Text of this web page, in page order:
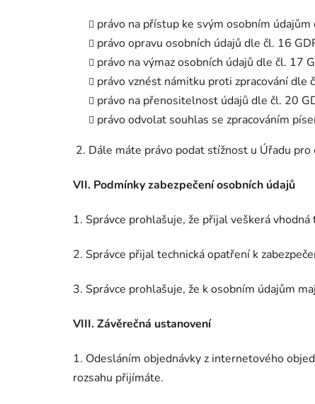
právo na přístup ke svým osobním údajům
právo opravu osobních údajů dle čl. 16
právo na výmaz osobních údajů dle čl. 17
právo vznést námitku proti zpracování dle
právo na přenositelnost údajů dle čl. 20
právo odvolat souhlas se zpracováním
2. Dále máte právo podat stížnost u Úřadu
VII. Podmínky zabezpečení osobních údajů
1. Správce prohlašuje, že přijal veškerá
2. Správce přijal technická opatření k
3. Správce prohlašuje, že k osobním údajům
VIII. Závěrečná ustanovení
1. Odesláním objednávky z internetového
rozsahu přijímáte.